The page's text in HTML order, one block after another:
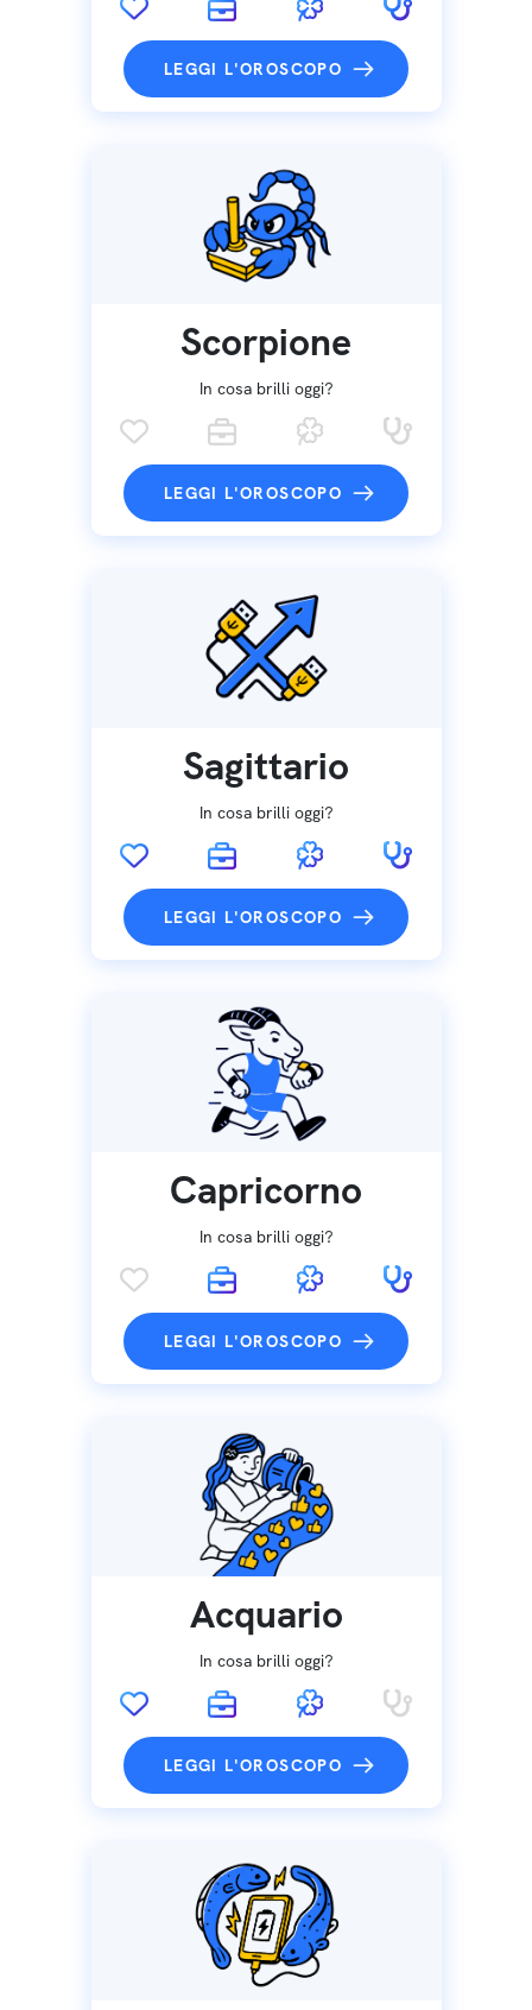
LEGGI L'OROSCOPO
Scorpione
In cosa brilli oggi?
LEGGI L'OROSCOPO
Sagittario
In cosa brilli oggi?
LEGGI L'OROSCOPO
Capricorno
In cosa brilli oggi?
LEGGI L'OROSCOPO
Acquario
In cosa brilli oggi?
LEGGI L'OROSCOPO